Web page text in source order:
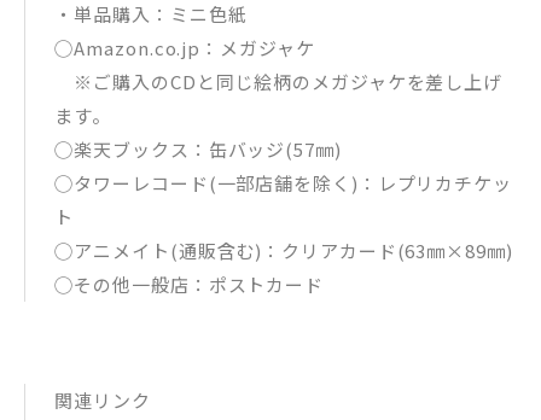
・単品購入：ミニ色紙
◯Amazon.co.jp：メガジャケ
※ご購入のCDと同じ絵柄のメガジャケを差し上げ
ます。
◯楽天ブックス：缶バッジ(57㎜)
◯タワーレコード(一部店舗を除く)：レプリカチケッ
ト
◯アニメイト(通販含む)：クリアカード(63㎜×89㎜)
◯その他一般店：ポストカード
関連リンク